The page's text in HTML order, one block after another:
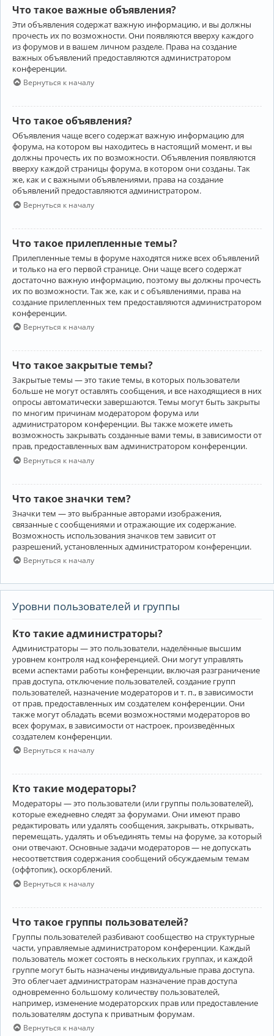
Что такое важные объявления?
Эти объявления содержат важную информацию, и вы должны
прочесть их по возможности. Они появляются вверху каждого
из форумов и в вашем личном разделе. Права на создание
важных объявлений предоставляются администратором
конференции.
Вернуться к началу
Что такое объявления?
Объявления чаще всего содержат важную информацию для
форума, на котором вы находитесь в настоящий момент, и вы
должны прочесть их по возможности. Объявления появляются
вверху каждой страницы форума, в котором они созданы. Так
же, как и с важными объявлениями, права на создание
объявлений предоставляются администратором.
Вернуться к началу
Что такое прилепленные темы?
Прилепленные темы в форуме находятся ниже всех объявлений
и только на его первой странице. Они чаще всего содержат
достаточно важную информацию, поэтому вы должны прочесть
их по возможности. Так же, как и с объявлениями, права на
создание прилепленных тем предоставляются администратором
конференции.
Вернуться к началу
Что такое закрытые темы?
Закрытые темы — это такие темы, в которых пользователи
больше не могут оставлять сообщения, и все находящиеся в них
опросы автоматически завершаются. Темы могут быть закрыты
по многим причинам модератором форума или
администратором конференции. Вы также можете иметь
возможность закрывать созданные вами темы, в зависимости от
прав, предоставленных вам администратором конференции.
Вернуться к началу
Что такое значки тем?
Значки тем — это выбранные авторами изображения,
связанные с сообщениями и отражающие их содержание.
Возможность использования значков тем зависит от
разрешений, установленных администратором конференции.
Вернуться к началу
Уровни пользователей и группы
Кто такие администраторы?
Администраторы — это пользователи, наделённые высшим
уровнем контроля над конференцией. Они могут управлять
всеми аспектами работы конференции, включая разграничение
прав доступа, отключение пользователей, создание групп
пользователей, назначение модераторов и т. п., в зависимости
от прав, предоставленных им создателем конференции. Они
также могут обладать всеми возможностями модераторов во
всех форумах, в зависимости от настроек, произведённых
создателем конференции.
Вернуться к началу
Кто такие модераторы?
Модераторы — это пользователи (или группы пользователей),
которые ежедневно следят за форумами. Они имеют право
редактировать или удалять сообщения, закрывать, открывать,
перемещать, удалять и объединять темы на форуме, за который
они отвечают. Основные задачи модераторов — не допускать
несоответствия содержания сообщений обсуждаемым темам
(оффтопик), оскорблений.
Вернуться к началу
Что такое группы пользователей?
Группы пользователей разбивают сообщество на структурные
части, управляемые администратором конференции. Каждый
пользователь может состоять в нескольких группах, и каждой
группе могут быть назначены индивидуальные права доступа.
Это облегчает администраторам назначение прав доступа
одновременно большому количеству пользователей,
например, изменение модераторских прав или предоставление
пользователям доступа к приватным форумам.
Вернуться к началу